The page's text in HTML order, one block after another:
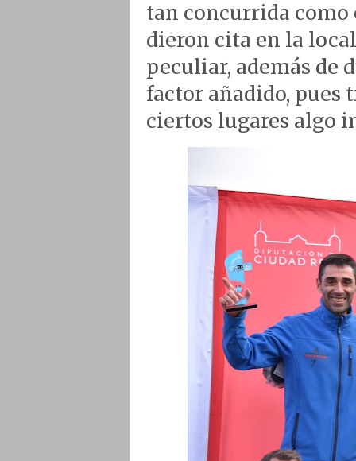
tan concurrida como
dieron cita en la
peculiar, además de
factor añadido, pues
ciertos lugares algo